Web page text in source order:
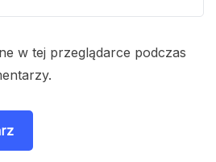
w tej przeglądarce podczas